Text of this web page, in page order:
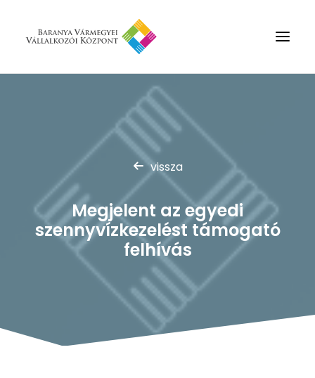
Rólunk
Szolgáltatások
Hírek
Partnerek
Kapcsolat
Keresés
vissza
Megjelent az egyedi
szennyvízkezelést támogató
felhívás